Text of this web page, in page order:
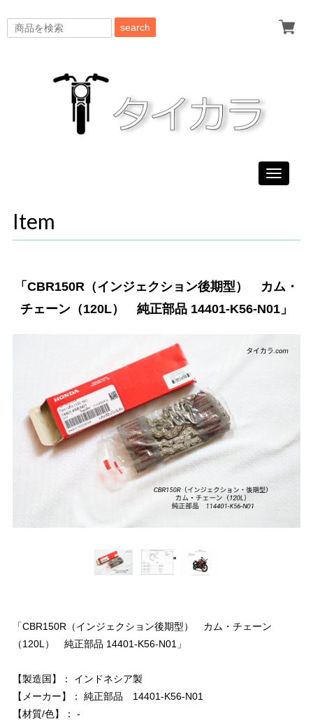
search
Toggle
Item
「CBR150R（インジェクション後期型） カム・
チェーン（120L） 純正部品 14401-K56-N01」
「CBR150R（インジェクション後期型） カム・チェーン
（120L） 純正部品 14401-K56-N01」
【製造国】： インドネシア製
【メーカー】： 純正部品 14401-K56-N01
【材質/色】： -